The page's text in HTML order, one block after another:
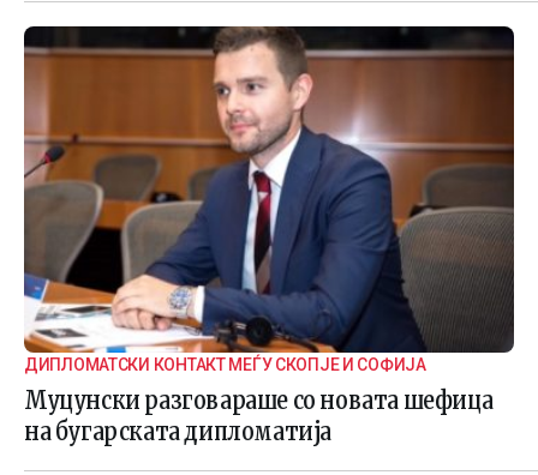
ДИПЛОМАТСКИ КОНТАКТ МЕЃУ СКОПЈЕ И СОФИЈА
Муцунски разговараше со новата шефица
на бугарската дипломатија